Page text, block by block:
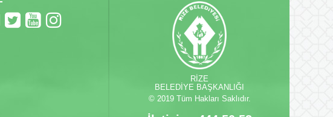
RİZE
BELEDİYE BAŞKANLIĞI
© 2019 Tüm Hakları Saklıdır.